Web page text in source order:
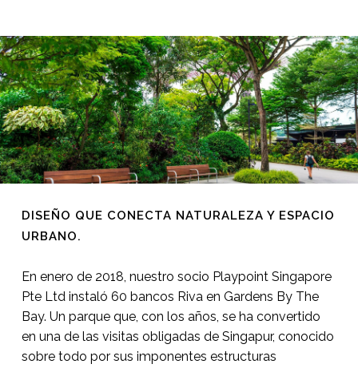
DISEÑO QUE CONECTA NATURALEZA Y ESPACIO
URBANO.
En enero de 2018, nuestro socio Playpoint Singapore
Pte Ltd instaló 60 bancos Riva en Gardens By The
Bay. Un parque que, con los años, se ha convertido
en una de las visitas obligadas de Singapur, conocido
sobre todo por sus imponentes estructuras